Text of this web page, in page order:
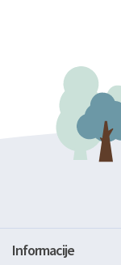
Informacije